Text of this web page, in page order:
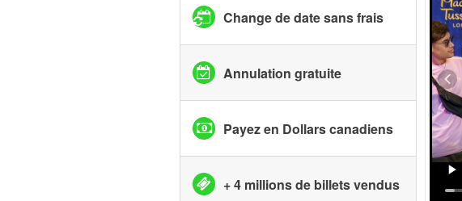
Change de date sans frais
Annulation gratuite
Payez en Dollars canadiens
+ 4 millions de billets vendus